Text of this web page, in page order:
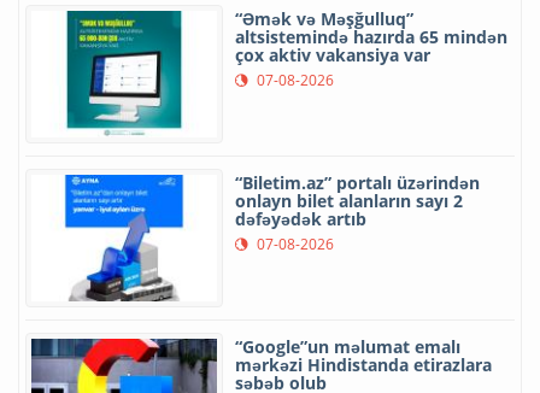
“Əmək və Məşğulluq”
altsistemində hazırda 65 mindən
çox aktiv vakansiya var
07-08-2026
“Biletim.az” portalı üzərindən
onlayn bilet alanların sayı 2
dəfəyədək artıb
07-08-2026
“Google”un məlumat emalı
mərkəzi Hindistanda etirazlara
səbəb olub